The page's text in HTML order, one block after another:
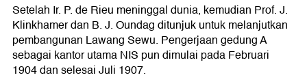
Setelah Ir. P. de Rieu meninggal dunia, kemudian Prof. J.
Klinkhamer dan B. J. Oundag ditunjuk untuk melanjutkan
pembangunan Lawang Sewu. Pengerjaan gedung A
sebagai kantor utama NIS pun dimulai pada Februari
1904 dan selesai Juli 1907.